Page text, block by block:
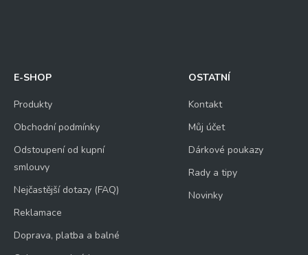
E-SHOP
Produkty
Obchodní podmínky
Odstoupení od kupní
smlouvy
Nejčastější dotazy (FAQ)
Reklamace
Doprava, platba a balné
OSTATNÍ
Kontakt
Můj účet
Dárkové poukazy
Rady a tipy
Novinky